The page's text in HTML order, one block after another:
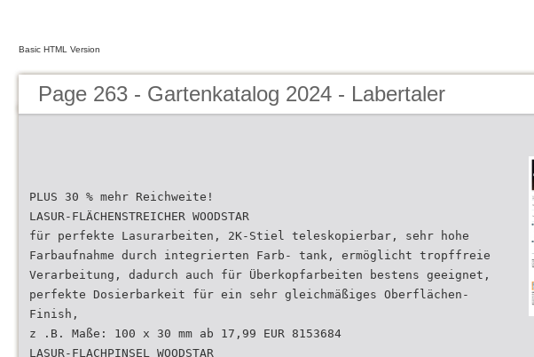
Basic HTML Version
Page 263 - Gartenkatalog 2024 - Labertaler
PLUS 30 % mehr Reichweite!
LASUR-FLÄCHENSTREICHER WOODSTAR
für perfekte Lasurarbeiten, 2K-Stiel teleskopierbar, sehr hohe
Farbaufnahme durch integrierten Farb- tank, ermöglicht tropffreie
Verarbeitung, dadurch auch für Überkopfarbeiten bestens geeignet,
perfekte Dosierbarkeit für ein sehr gleichmäßiges Oberflächen-
Finish,
z .B. Maße: 100 x 30 mm ab 17,99 EUR 8153684
LASUR-FLACHPINSEL WOODSTAR